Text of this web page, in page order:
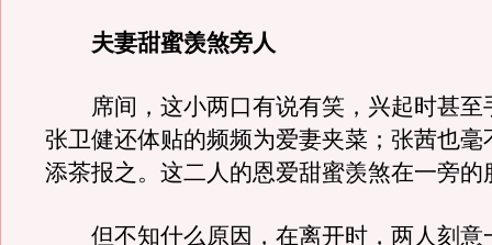
夫妻甜蜜羡煞旁人
席间，这小两口有说有笑，兴起时甚至
张卫健还体贴的频频为爱妻夹菜；张茜也毫
添茶报之。这二人的恩爱甜蜜羡煞在一旁的
但不知什么原因，在离开时，两人刻意